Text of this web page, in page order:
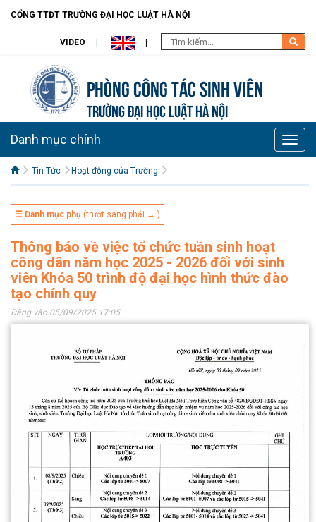
CỔNG TTĐT TRƯỜNG ĐẠI HỌC LUẬT HÀ NỘI
VIDEO
Phòng Công tác sinh viên
TRƯỜNG ĐẠI HỌC LUẬT HÀ NỘI
Toggle
Danh mục chính
Tin Tức Hoạt động của Trường
☰ Danh mục phụ (trượt sang phải → )
Thông báo về việc tổ chức tuần sinh hoạt
công dân năm học 2025 - 2026 đối với sinh
viên Khóa 50 trình độ đại học hình thức đào
tạo chính quy
Đăng vào 05/09/2025 17:05